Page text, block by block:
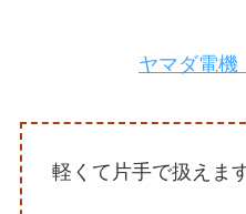
ヤマダ電
軽くて片手で扱えます